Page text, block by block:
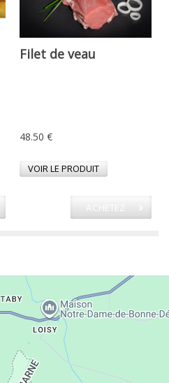
Filet de veau
48.50 €
VOIR LE PRODUIT
ACHETEZ